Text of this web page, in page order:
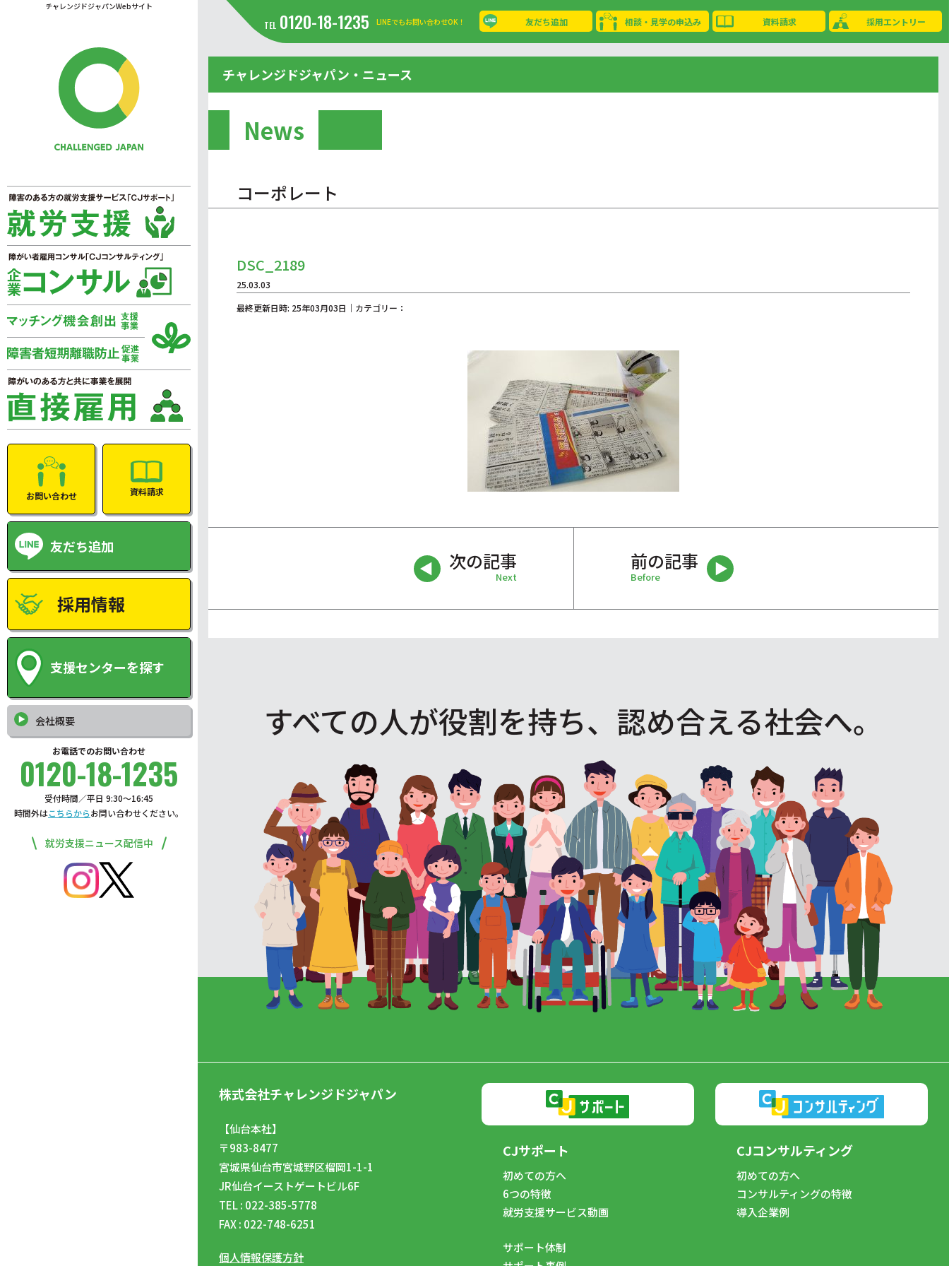
チャレンジドジャパンWebサイト
お問い合わせ 資料請求
友だち追加
採用情報
支援センターを探す
会社概要
お電話でのお問い合わせ
0120-18-1235
受付時間／平日 9:30〜16:45
時間外はこちらからお問い合わせください。
就労支援ニュース配信中
TEL 0120-18-1235 LINEでもお問い合わせOK！ 友だち追加 相談・見学の申込み 資料請求 採用エントリー
チャレンジドジャパン・ニュース
News
コーポレート
DSC_2189
25.03.03
最終更新日時: 25年03月03日｜カテゴリー：
次の記事
Next
前の記事
Before
すべての人が役割を持ち、認め合える社会へ。
株式会社チャレンジドジャパン
【仙台本社】
〒983-8477
宮城県仙台市宮城野区榴岡1-1-1
JR仙台イーストゲートビル6F
TEL : 022-385-5778
FAX : 022-748-6251
個人情報保護方針
CJサポート
初めての方へ
6つの特徴
就労支援サービス動画
サポート体制
CJコンサルティング
初めての方へ
コンサルティングの特徴
導入企業例